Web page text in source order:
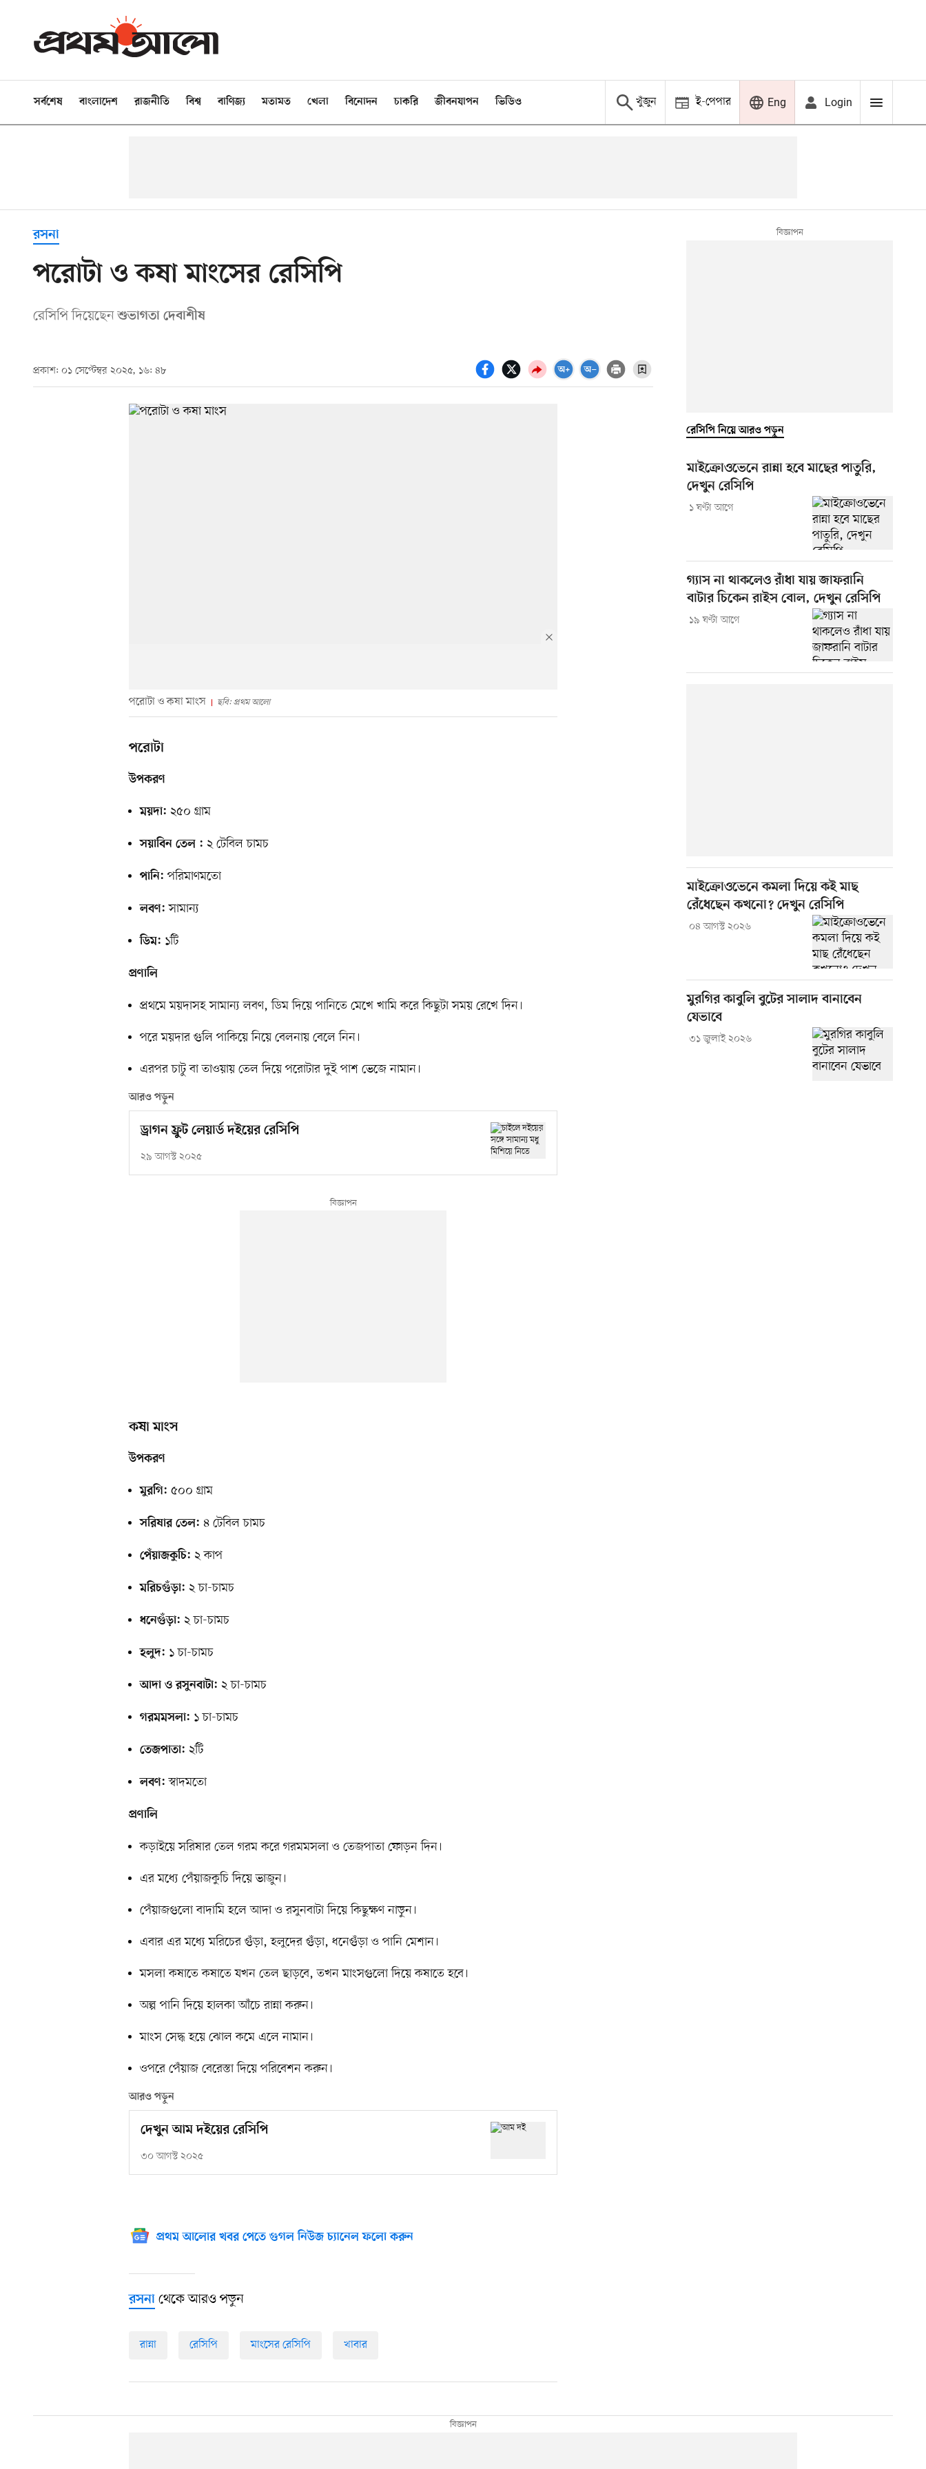
সর্বশেষ বাংলাদেশ রাজনীতি বিশ্ব বাণিজ্য মতামত খেলা বিনোদন চাকরি জীবনযাপন ভিডিও খুঁজুন ই-পেপার Eng Login
রসনা
পরোটা ও কষা মাংসের রেসিপি
রেসিপি দিয়েছেনশুভাগতা দেবাশীষ
প্রকাশ: ০১ সেপ্টেম্বর ২০২৫, ১৬: ৪৮
পরোটা ও কষা মাংস ছবি: প্রথম আলো
পরোটা
উপকরণ
ময়দা: ২৫০ গ্রাম
সয়াবিন তেল : ২ টেবিল চামচ
পানি: পরিমাণমতো
লবণ: সামান্য
ডিম: ১টি
প্রণালি
প্রথমে ময়দাসহ সামান্য লবণ, ডিম দিয়ে পানিতে মেখে খামি করে কিছুটা সময় রেখে দিন।
পরে ময়দার গুলি পাকিয়ে নিয়ে বেলনায় বেলে নিন।
এরপর চাটু বা তাওয়ায় তেল দিয়ে পরোটার দুই পাশ ভেজে নামান।
আরও পড়ুন
ড্রাগন ফ্রুট লেয়ার্ড দইয়ের রেসিপি
২৯ আগস্ট ২০২৫
কষা মাংস
উপকরণ
মুরগি: ৫০০ গ্রাম
সরিষার তেল: ৪ টেবিল চামচ
পেঁয়াজকুচি: ২ কাপ
মরিচগুঁড়া: ২ চা-চামচ
ধনেগুঁড়া: ২ চা-চামচ
হলুদ: ১ চা-চামচ
আদা ও রসুনবাটা: ২ চা-চামচ
গরমমসলা: ১ চা-চামচ
তেজপাতা: ২টি
লবণ: স্বাদমতো
প্রণালি
কড়াইয়ে সরিষার তেল গরম করে গরমমসলা ও তেজপাতা ফোড়ন দিন।
এর মধ্যে পেঁয়াজকুচি দিয়ে ভাজুন।
পেঁয়াজগুলো বাদামি হলে আদা ও রসুনবাটা দিয়ে কিছুক্ষণ নাড়ুন।
এবার এর মধ্যে মরিচের গুঁড়া, হলুদের গুঁড়া, ধনেগুঁড়া ও পানি মেশান।
মসলা কষাতে কষাতে যখন তেল ছাড়বে, তখন মাংসগুলো দিয়ে কষাতে হবে।
অল্প পানি দিয়ে হালকা আঁচে রান্না করুন।
মাংস সেদ্ধ হয়ে ঝোল কমে এলে নামান।
ওপরে পেঁয়াজ বেরেস্তা দিয়ে পরিবেশন করুন।
আরও পড়ুন
দেখুন আম দইয়ের রেসিপি
৩০ আগস্ট ২০২৫
প্রথম আলোর খবর পেতে গুগল নিউজ চ্যানেল ফলো করুন
রসনা থেকে আরও পড়ুন
রান্না রেসিপি মাংসের রেসিপি খাবার
রেসিপি নিয়ে আরও পড়ুন
মাইক্রোওভেনে রান্না হবে মাছের পাতুরি,
দেখুন রেসিপি
১ ঘণ্টা আগে
গ্যাস না থাকলেও রাঁধা যায় জাফরানি
বাটার চিকেন রাইস বোল, দেখুন রেসিপি
১৯ ঘণ্টা আগে
মাইক্রোওভেনে কমলা দিয়ে কই মাছ
রেঁধেছেন কখনো? দেখুন রেসিপি
০৪ আগস্ট ২০২৬
মুরগির কাবুলি বুটের সালাদ বানাবেন
যেভাবে
৩১ জুলাই ২০২৬